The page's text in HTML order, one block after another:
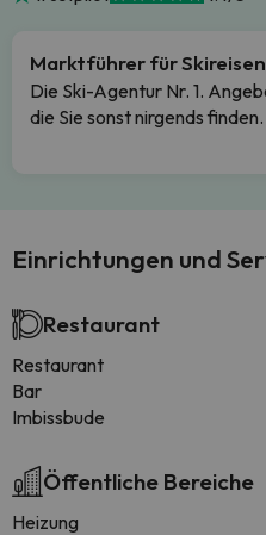
Marktführer für Skireisen
Die Ski-Agentur Nr. 1.
die Sie sonst nirgends finden.
Einrichtungen und
Restaurant
Restaurant
Bar
Imbissbude
Öffentliche Bereiche
Heizung